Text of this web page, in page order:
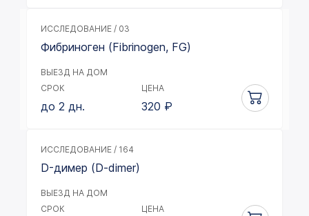
ИССЛЕДОВАНИЕ / 03
Фибриноген (Fibrinogen, FG)
ВЫЕЗД НА ДОМ
СРОК
до 2 дн.
ЦЕНА
320 ₽
ИССЛЕДОВАНИЕ / 164
D-димер (D-dimer)
ВЫЕЗД НА ДОМ
СРОК
ЦЕНА